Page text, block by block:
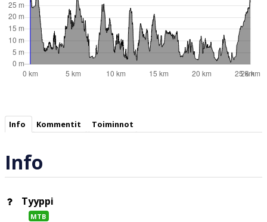
Info Kommentit Toiminnot
Info
Tyyppi
MTB